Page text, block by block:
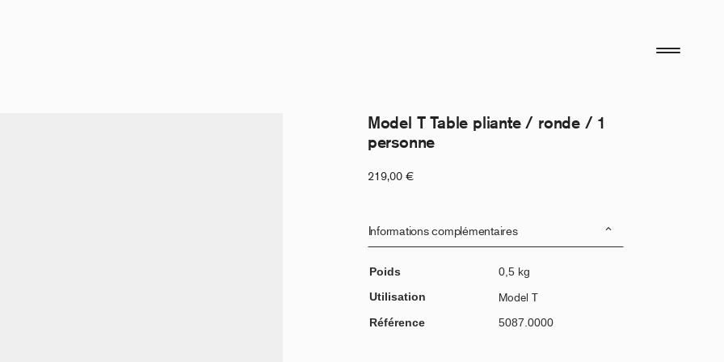
Model T Table pliante / ronde / 1
personne
219,00 €
Informations complémentaires
Poids
0,5 kg
Utilisation
Model T
Référence 5087.0000